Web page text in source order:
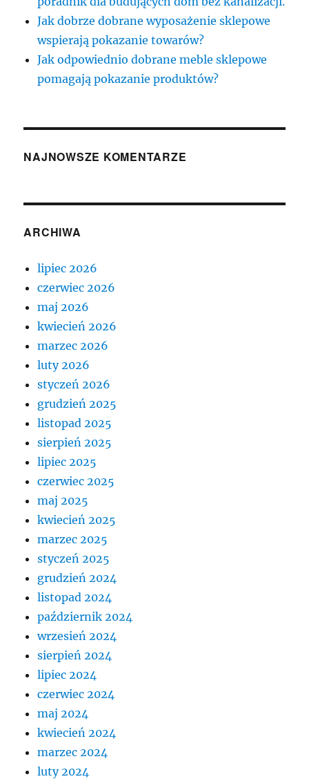
Jak dobrze dobrane wyposażenie sklepowe
wspierają pokazanie towarów?
Jak odpowiednio dobrane meble sklepowe
pomagają pokazanie produktów?
NAJNOWSZE KOMENTARZE
ARCHIWA
lipiec 2026
czerwiec 2026
maj 2026
kwiecień 2026
marzec 2026
luty 2026
styczeń 2026
grudzień 2025
listopad 2025
sierpień 2025
lipiec 2025
czerwiec 2025
maj 2025
kwiecień 2025
marzec 2025
styczeń 2025
grudzień 2024
listopad 2024
październik 2024
wrzesień 2024
sierpień 2024
lipiec 2024
czerwiec 2024
maj 2024
kwiecień 2024
marzec 2024
luty 2024